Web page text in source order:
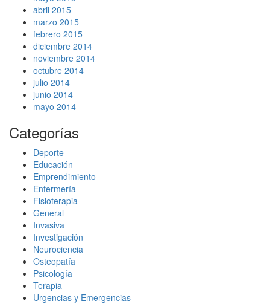
abril 2015
marzo 2015
febrero 2015
diciembre 2014
noviembre 2014
octubre 2014
julio 2014
junio 2014
mayo 2014
Categorías
Deporte
Educación
Emprendimiento
Enfermería
Fisioterapia
General
Invasiva
Investigación
Neurociencia
Osteopatía
Psicología
Terapia
Urgencias y Emergencias